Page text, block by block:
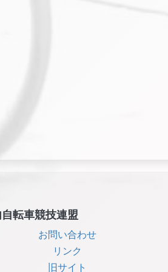
転車競技連盟
お問い合わせ
リンク
旧サイト